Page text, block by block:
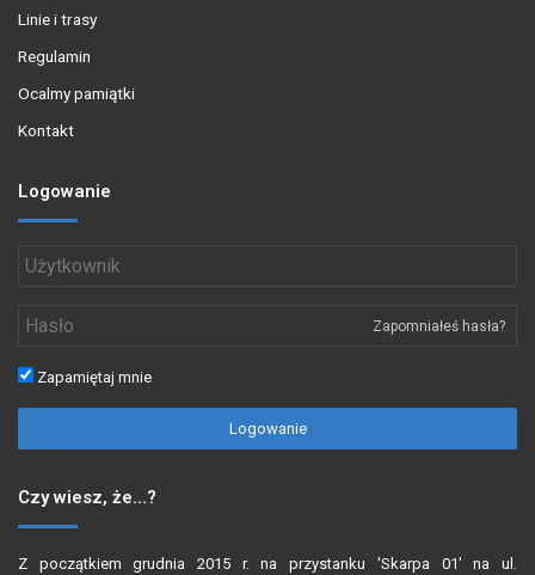
Linie i trasy
Regulamin
Ocalmy pamiątki
Kontakt
Logowanie
Zapomniałeś hasła?
Zapamiętaj mnie
Logowanie
Czy wiesz, że…?
Z początkiem grudnia 2015 r. na przystanku 'Skarpa 01′ na ul.